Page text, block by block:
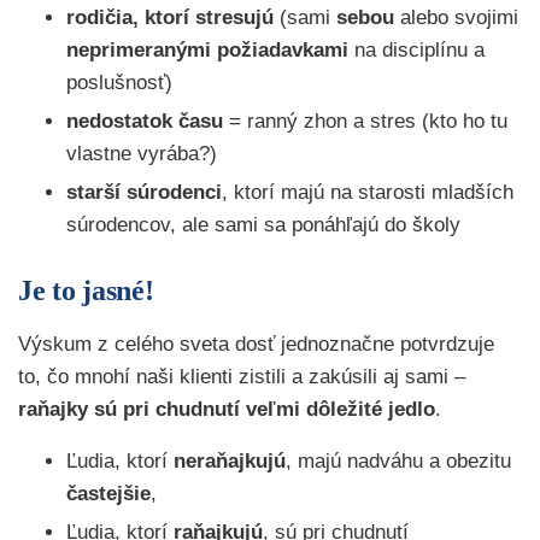
rodičia, ktorí stresujú (sami sebou alebo svojimi
neprimeranými požiadavkami na disciplínu a
poslušnosť)
nedostatok času = ranný zhon a stres (kto ho tu
vlastne vyrába?)
starší súrodenci, ktorí majú na starosti mladších
súrodencov, ale sami sa ponáhľajú do školy
Je to jasné!
Výskum z celého sveta dosť jednoznačne potvrdzuje
to, čo mnohí naši klienti zistili a zakúsili aj sami –
raňajky sú pri chudnutí veľmi dôležité jedlo.
Ľudia, ktorí neraňajkujú, majú nadváhu a obezitu
častejšie,
Ľudia, ktorí raňajkujú, sú pri chudnutí